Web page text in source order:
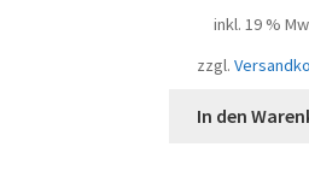
inkl. 19 %
zzgl.
In den